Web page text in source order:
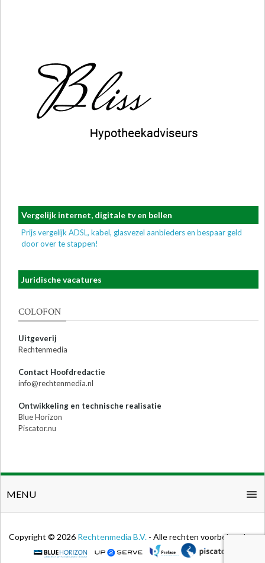
Vergelijk internet, digitale tv en bellen
Prijs vergelijk ADSL, kabel, glasvezel aanbieders en bespaar geld
door over te stappen!
Juridische vacatures
COLOFON
Uitgeverij
Rechtenmedia
Contact Hoofdredactie
info@rechtenmedia.nl
Ontwikkeling en technische realisatie
Blue Horizon
Piscator.nu
MENU
Copyright © 2026 Rechtenmedia B.V. - Alle rechten voorbehouden.